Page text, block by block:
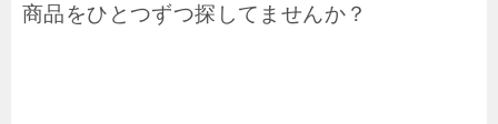
商品をひとつずつ探してませんか？